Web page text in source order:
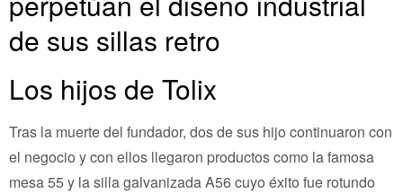
de sus sillas retro
Los hijos de Tolix
Tras la muerte del fundador, dos de sus hijo continuaron con
el negocio y con ellos llegaron productos como la famosa
mesa 55 y la silla galvanizada A56 cuyo éxito fue rotundo